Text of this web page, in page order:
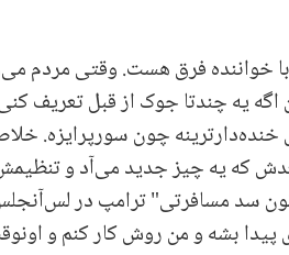
خواننده فرق هست. وقتی مردم
اگه یه چندتا جوک از قبل
چون سورپرایزه.
که یه چیز جدید می‌آد و تنظیمش‌
مسافرتی" ترامپ در لس‌آنجلس و
بشه و من روش کار کنم و